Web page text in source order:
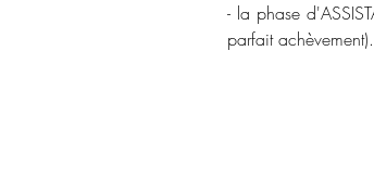
- la phase
parfait achèvement).